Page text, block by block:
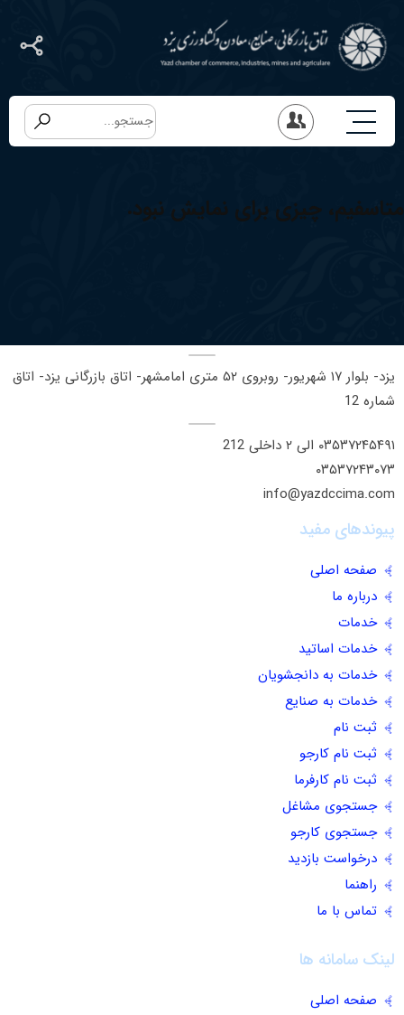
متاسفیم، چیزی برای نمایش نبود.
یزد- بلوار ١٧ شهریور- روبروی ۵٢ متری امامشهر- اتاق بازرگانی یزد- اتاق
شماره 12
۰٣۵٣٧٢۴۵۴٩١ الی ۲ داخلی 212
۰٣۵٣٧٢۴٣۰٧٣
info@yazdccima.com
پیوندهای مفید
صفحه اصلی
درباره ما
خدمات
خدمات اساتید
خدمات به دانجشویان
خدمات به صنایع
ثبت نام
ثبت نام کارجو
ثبت نام کارفرما
جستجوی مشاغل
جستجوی کارجو
درخواست بازدید
راهنما
تماس با ما
لینک سامانه ها
صفحه اصلی